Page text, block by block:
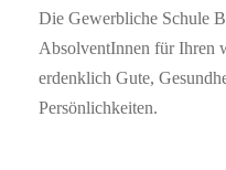
Die Gewerbliche Schule
AbsolventInnen für Ihren
erdenklich Gute,
Persönlichkeiten.